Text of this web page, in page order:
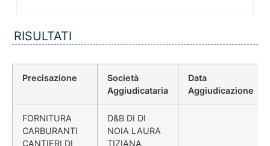
RISULTATI
Precisazione
Società
Aggiudicataria
Data
Aggiudicazione
FORNITURA
CARBURANTI
CANTIERI DI
D&B DI DI
NOIA LAURA
TIZIANA